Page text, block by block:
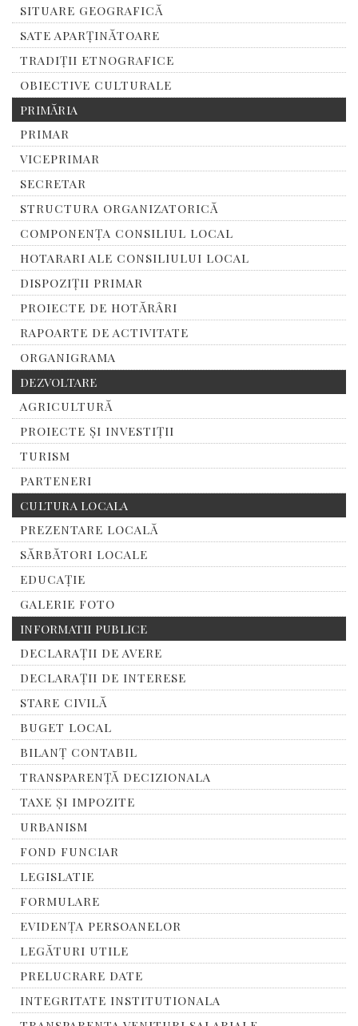
SITUARE GEOGRAFICĂ
SATE APARȚINĂTOARE
TRADIȚII ETNOGRAFICE
OBIECTIVE CULTURALE
PRIMĂRIA
PRIMAR
VICEPRIMAR
SECRETAR
STRUCTURA ORGANIZATORICĂ
COMPONENȚA CONSILIUL LOCAL
HOTARARI ALE CONSILIULUI LOCAL
DISPOZIȚII PRIMAR
PROIECTE DE HOTĂRÂRI
RAPOARTE DE ACTIVITATE
ORGANIGRAMA
DEZVOLTARE
AGRICULTURĂ
PROIECTE ȘI INVESTIȚII
TURISM
PARTENERI
CULTURA LOCALA
PREZENTARE LOCALĂ
SĂRBĂTORI LOCALE
EDUCAȚIE
GALERIE FOTO
INFORMATII PUBLICE
DECLARAȚII DE AVERE
DECLARAȚII DE INTERESE
STARE CIVILĂ
BUGET LOCAL
BILANȚ CONTABIL
TRANSPARENȚĂ DECIZIONALA
TAXE ȘI IMPOZITE
URBANISM
FOND FUNCIAR
LEGISLATIE
FORMULARE
EVIDENȚA PERSOANELOR
LEGĂTURI UTILE
PRELUCRARE DATE
INTEGRITATE INSTITUTIONALA